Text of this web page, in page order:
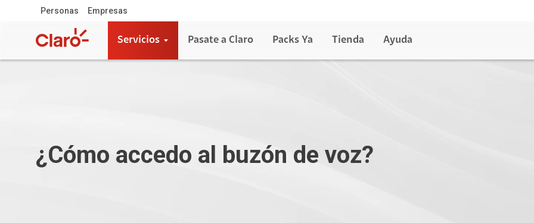
Personas Empresas
Servicios Pasate a Claro Packs Ya Tienda Ayuda
¿Cómo accedo al buzón de voz?